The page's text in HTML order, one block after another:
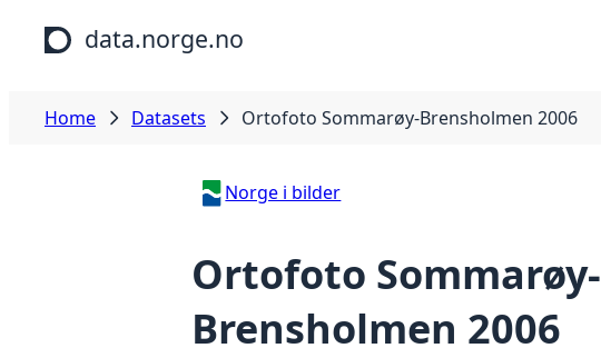
Skip to main content
data.norge.no
Home Datasets Ortofoto Sommarøy-Brensholmen 2006
Norge i bilder
Ortofoto Sommarøy-
Brensholmen 2006